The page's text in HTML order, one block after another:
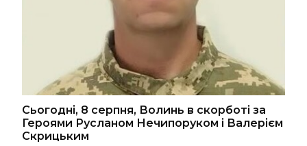
Сьогодні, 8 серпня, Волинь в скорботі за
Героями Русланом Нечипоруком і Валерієм
Скрицьким